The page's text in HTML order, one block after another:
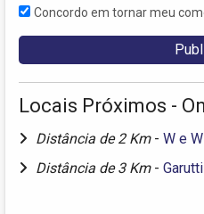
Concordo em tornar meu
Locais Próximos -
Distância de 2 Km - W e
Distância de 3 Km -